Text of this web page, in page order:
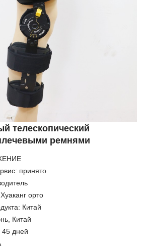
телескопический
ремнями
принято
орто
Китай
Китай
дней